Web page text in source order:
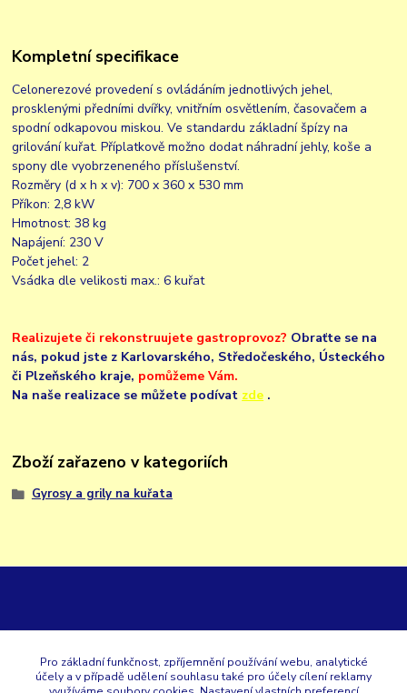
Kompletní specifikace
Celonerezové provedení s ovládáním jednotlivých jehel,
prosklenými předními dvířky, vnitřním osvětlením, časovačem a
spodní odkapovou miskou. Ve standardu základní špízy na
grilování kuřat. Příplatkově možno dodat náhradní jehly, koše a
spony dle vyobrzeneného příslušenství.
Rozměry (d x h x v): 700 x 360 x 530 mm
Příkon: 2,8 kW
Hmotnost:38 kg
Napájení: 230 V
Počet jehel: 2
Vsádka dle velikosti max.:6 kuřat
Realizujete či rekonstruujete gastroprovoz? Obraťte se na
nás, pokud jste z Karlovarského, Středočeského, Ústeckého
či Plzeňského kraje, pomůžeme Vám.
Na naše realizace se můžete podívat zde .
Zboží zařazeno v kategoriích
Gyrosy a grily na kuřata
+420 353 567 257
Pro základní funkčnost, zpříjemnění používání webu, analytické
účely a v případě udělení souhlasu také pro účely cílení reklamy